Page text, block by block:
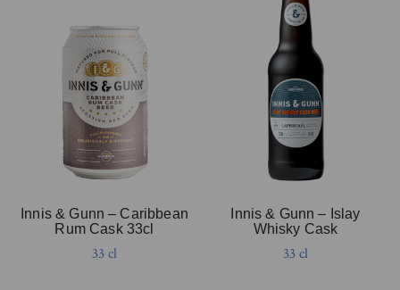
Innis & Gunn – Caribbean
Rum Cask 33cl
33 cl
Innis & Gunn – Islay
Whisky Cask
33 cl